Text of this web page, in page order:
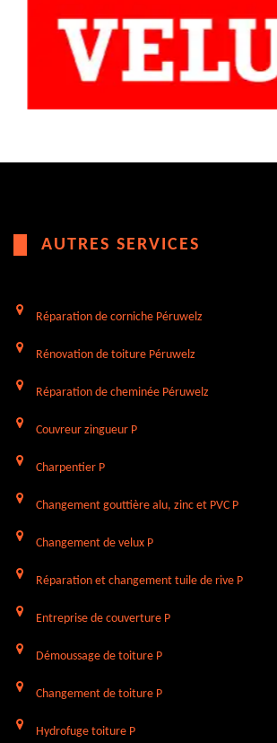
AUTRES SERVICES
Réparation de corniche Péruwelz
Rénovation de toiture Péruwelz
Réparation de cheminée Péruwelz
Couvreur zingueur P
Charpentier P
Changement gouttière alu, zinc et PVC P
Changement de velux P
Réparation et changement tuile de rive P
Entreprise de couverture P
Démoussage de toiture P
Changement de toiture P
Hydrofuge toiture P